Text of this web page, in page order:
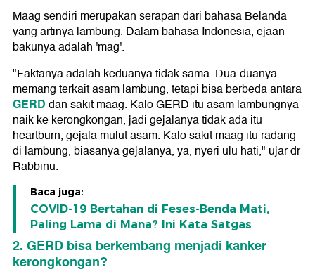
Maag sendiri merupakan serapan dari bahasa Belanda
yang artinya lambung. Dalam bahasa Indonesia, ejaan
bakunya adalah 'mag'.
"Faktanya adalah keduanya tidak sama. Dua-duanya
memang terkait asam lambung, tetapi bisa berbeda antara
GERDdan sakit maag. Kalo GERD itu asam lambungnya
naik ke kerongkongan, jadi gejalanya tidak ada itu
heartburn, gejala mulut asam. Kalo sakit maag itu radang
di lambung, biasanya gejalanya, ya, nyeri ulu hati," ujar dr
Rabbinu.
Baca juga:
COVID-19 Bertahan di Feses-Benda Mati,
Paling Lama di Mana? Ini Kata Satgas
2. GERD bisa berkembang menjadi kanker
kerongkongan?